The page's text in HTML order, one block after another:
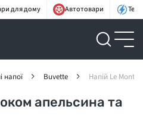
для дому Автотовари
напої Buvette Напій Le Monti
апельсина та